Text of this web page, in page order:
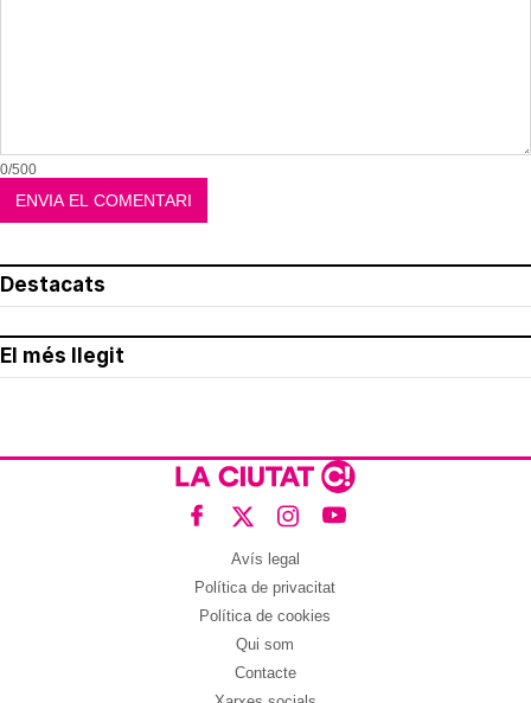
0/500
Destacats
El més llegit
Avís legal
Política de privacitat
Política de cookies
Qui som
Contacte